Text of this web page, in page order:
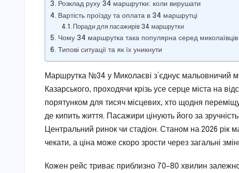
Розклад руху 34 маршрутки: коли вирушати
Вартість проїзду та оплата в 34 маршрутці
Поради для пасажирів 34 маршрутки
Чому 34 маршрутка така популярна серед миколаївців
Типові ситуації та як їх уникнути
Маршрутка №34 у Миколаєві з’єднує мальовничий
Казарського, проходячи крізь усе серце міста на
порятунком для тисяч місцевих, хто щодня
де кипить життя. Пасажири цінують його за
Центральний ринок чи стадіон. Станом на 2026 рік
чекати, а ціна може скоро зрости через загальні
Кожен рейс триває приблизно 70–80 хвилин